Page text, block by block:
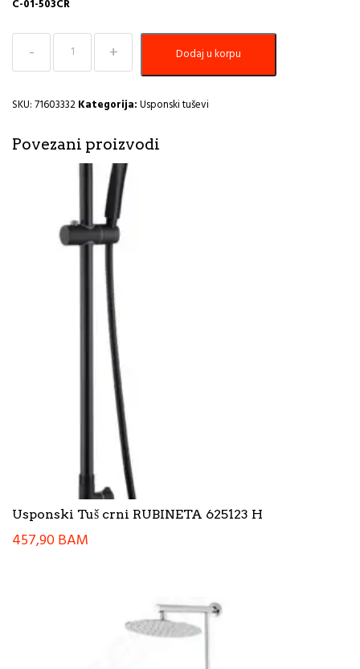
C-01-503CR
Baterija
termostatska
COPEN
pomicnom
usponskim
tušem
503CR
Dodaj u korpu
SKU:71603332Kategorija:Usponski tuševi
Povezani proizvodi
Usponski Tuš crni RUBINETA 625123 H
457,90BAM